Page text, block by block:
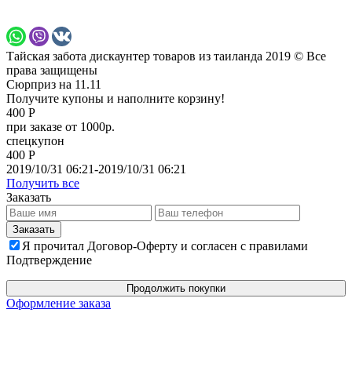
Тайская забота дискаунтер товаров из таиланда 2019 © Все
права защищены
Сюрприз на 11.11
Получите купоны и наполните корзину!
400 Р
при заказе от 1000р.
спецкупон
400 Р
2019/10/31 06:21-2019/10/31 06:21
Получить все
Заказать
Я прочитал Договор-Оферту и согласен с правилами
Подтверждение
Продолжить покупки
Оформление заказа